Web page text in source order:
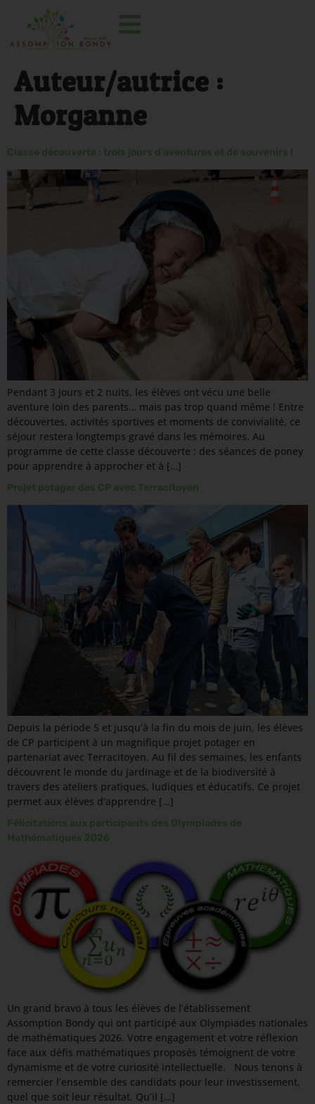
Auteur/autrice :
Morganne
Classe découverte : trois jours d’aventures et de souvenirs !
Pendant 3 jours et 2 nuits, les élèves ont vécu une belle
aventure loin des parents… mais pas trop quand même ! Entre
découvertes, activités sportives et moments de convivialité, ce
séjour restera longtemps gravé dans les mémoires. Au
programme de cette classe découverte : des séances de poney
pour apprendre à approcher et à […]
Projet potager des CP avec Terracitoyen
Depuis la période 5 et jusqu’à la fin du mois de juin, les élèves
de CP participent à un magnifique projet potager en
partenariat avec Terracitoyen. Au fil des semaines, les enfants
découvrent le monde du jardinage et de la biodiversité à
travers des ateliers pratiques, ludiques et éducatifs. Ce projet
permet aux élèves d’apprendre […]
Félicitations aux participants des Olympiades de
Mathématiques 2026
Un grand bravo à tous les élèves de l’établissement
Assomption Bondy qui ont participé aux Olympiades nationales
de mathématiques 2026. Votre engagement et votre réflexion
face aux défis mathématiques proposés témoignent de votre
dynamisme et de votre curiosité intellectuelle. Nous tenons à
remercier l’ensemble des candidats pour leur investissement,
quel que soit leur résultat. Qu’il […]